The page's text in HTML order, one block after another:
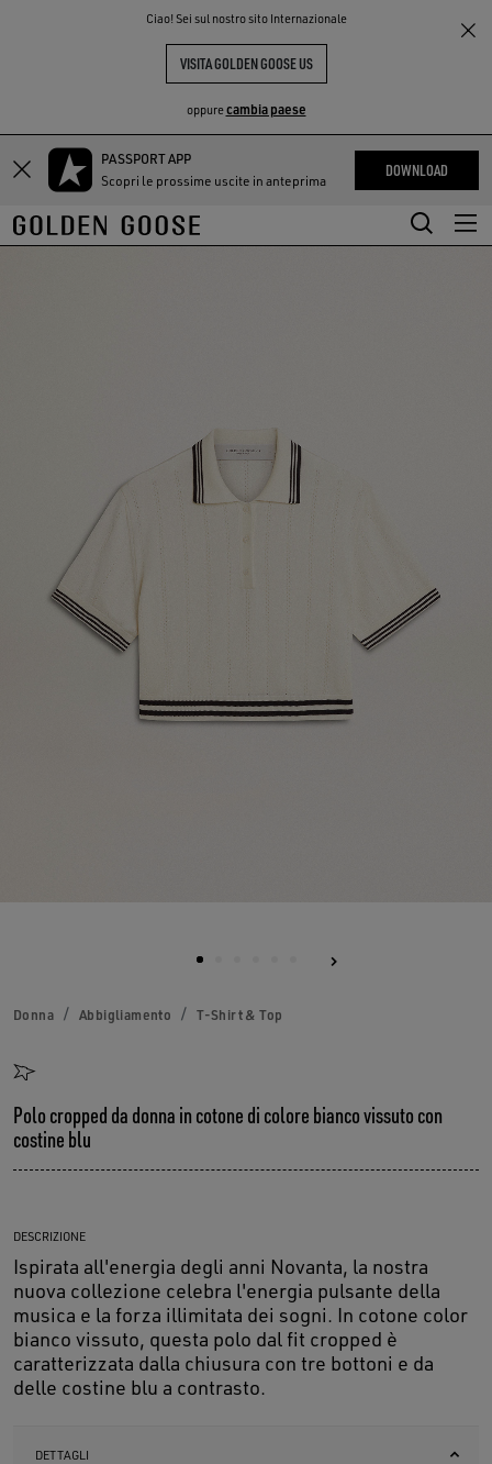
Ciao! Sei sul nostro sito Internazionale
VISITA GOLDEN GOOSE US
oppurecambia paese
Vai
contenuto
principale
Vai
contenuto
del
PASSPORT APP
Scopri le prossime uscite in anteprima
DOWNLOAD
THE
COMMUNITY
Donna Abbigliamento T-Shirt & Top
Polo cropped da donna in cotone di colore bianco vissuto con
costine blu
DESCRIZIONE
Ispirata all'energia degli anni Novanta, la nostra
nuova collezione celebra l'energia pulsante della
musica e la forza illimitata dei sogni. In cotone color
bianco vissuto, questa polo dal fit cropped è
caratterizzata dalla chiusura con tre bottoni e da
delle costine blu a contrasto.
DETTAGLI